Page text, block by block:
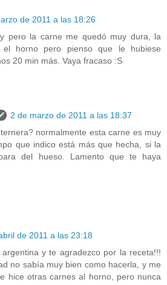
de 2011 a las 18:26
pero la carne me quedó muy dura, la
horno pero pienso que le hubiese
20 min más. Vaya fracaso :S
2 de marzo de 2011 a las 18:37
normalmente esta carne es muy
que indico está más que hecha, si la
del hueso. Lamento que te haya
de 2011 a las 23:18
y te agradezco por la receta!!!
no sabía muy bien como hacerla, y me
hice otras carnes al horno, pero nunca